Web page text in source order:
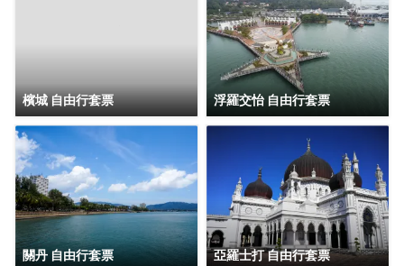
檳城 自由行套票 浮羅交怡 自由行套票
關丹 自由行套票 亞羅士打 自由行套票